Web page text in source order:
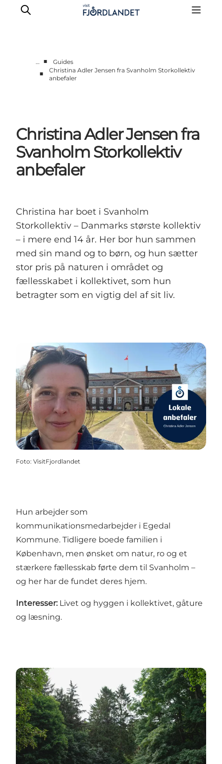
Byer & steder
Overnatning
Oplevelser
… ■
Guides
■
Christina Adler Jensen fra Svanholm Storkollektiv
anbefaler
Christina Adler Jensen fra
Svanholm Storkollektiv
anbefaler
Christina har boet i Svanholm
Storkollektiv – Danmarks største kollektiv
– i mere end 14 år. Her bor hun sammen
med sin mand og to børn, og hun sætter
stor pris på naturen i området og
fællesskabet i kollektivet, som hun
betragter som en vigtig del af sit liv.
Foto: VisitFjordlandet
Hun arbejder som
kommunikationsmedarbejder i Egedal
Kommune. Tidligere boede familien i
København, men ønsket om natur, ro og et
stærkere fællesskab førte dem til Svanholm –
og her har de fundet deres hjem.
Interesser: Livet og hyggen i kollektivet, gåture
og læsning.